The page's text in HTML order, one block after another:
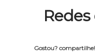
Gostou? compartilhe!